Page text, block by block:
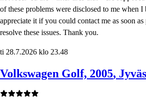
of these problems were disclosed to me when
appreciate it if you could contact me as soon as
resolve these issues. Thank you.
ti 28.7.2026 klo 23.48
Volkswagen Golf, 2005,